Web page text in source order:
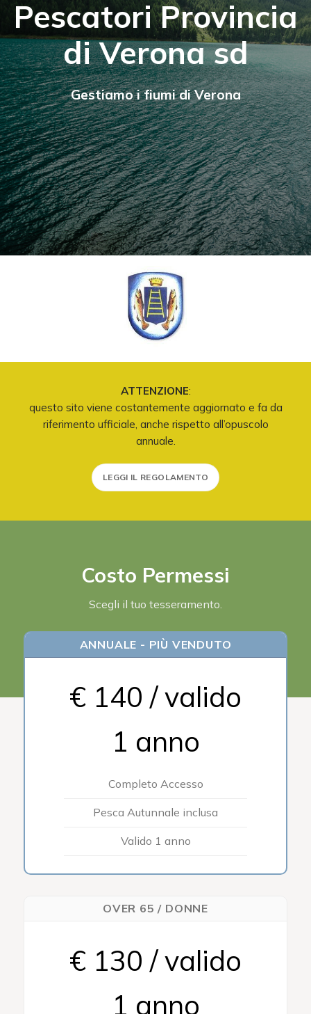
Pescatori Provincia
di Verona sd
Gestiamo i fiumi di Verona
ATTENZIONE:
questo sito viene costantemente aggiornato e fa da
riferimento ufficiale, anche rispetto all’opuscolo
annuale.
LEGGI IL REGOLAMENTO
Costo Permessi
Scegli il tuo tesseramento.
ANNUALE - PIÙ VENDUTO
€ 140 / valido
1 anno
Completo Accesso
Pesca Autunnale inclusa
Valido 1 anno
OVER 65 / DONNE
€ 130 / valido
1 anno